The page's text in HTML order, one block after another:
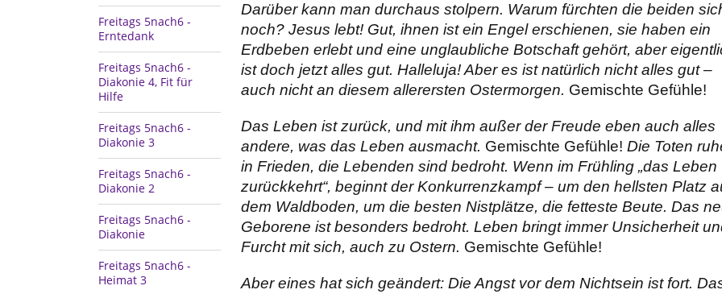
Freitags 5nach6 -
Erntedank
Freitags 5nach6 -
Diakonie 4, Fit für
Hilfe
Freitags 5nach6 -
Diakonie 3
Freitags 5nach6 -
Diakonie 2
Freitags 5nach6 -
Diakonie
Freitags 5nach6 -
Heimat 3
Darüber kann man durchaus stolpern. Warum fürchten die beiden
noch? Jesus lebt! Gut, ihnen ist ein Engel erschienen, sie haben ein
Erdbeben erlebt und eine unglaubliche Botschaft gehört, aber
ist doch jetzt alles gut. Halleluja! Aber es ist natürlich nicht alles gut –
auch nicht an diesem allerersten Ostermorgen. Gemischte Gefühle!
Das Leben ist zurück, und mit ihm außer der Freude eben auch alles
andere, was das Leben ausmacht. Gemischte Gefühle! Die Toten
in Frieden, die Lebenden sind bedroht. Wenn im Frühling „das Leben
zurückkehrt“, beginnt der Konkurrenzkampf – um den hellsten Platz
dem Waldboden, um die besten Nistplätze, die fetteste Beute. Das
Geborene ist besonders bedroht. Leben bringt immer Unsicherheit
Furcht mit sich, auch zu Ostern. Gemischte Gefühle!
Aber eines hat sich geändert: Die Angst vor dem Nichtsein ist fort.